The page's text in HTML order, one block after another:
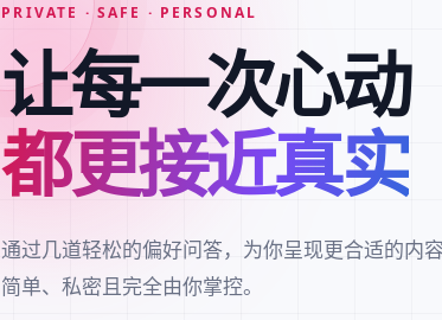
PRIVATE · SAFE · PERSONAL
让每一次心动
都更接近真实
通过几道轻松的偏好问答，为你呈现更合适的内
简单、私密且完全由你掌控。